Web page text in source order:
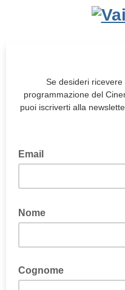
Se desideri
programmazione del
puoi iscriverti alla
Email
Nome
Cognome